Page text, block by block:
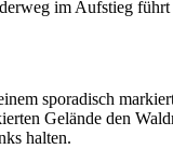
im Aufstieg
sporadisch
Gelände den
halten.